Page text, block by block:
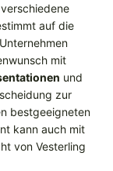
auf die
mit
und
zur
bestgeeigneten
kann auch mit
von Vesterling